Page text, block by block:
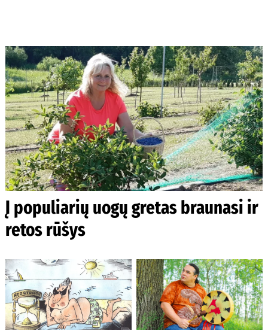
Į populiarių uogų gretas braunasi ir
retos rūšys